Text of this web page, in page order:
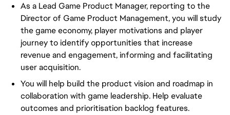
As a Lead Game Product Manager, reporting to the
Director of Game Product Management, you will study
the game economy, player motivations and player
journey to identify opportunities that increase
revenue and engagement, informing and facilitating
user acquisition.
You will help build the product vision and roadmap in
collaboration with game leadership. Help evaluate
outcomes and prioritisation backlog features.